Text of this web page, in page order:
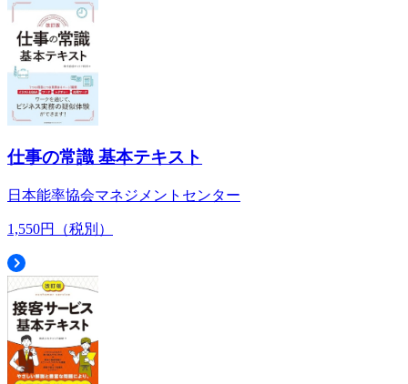
仕事の常識 基本テキスト
日本能率協会マネジメントセンター
1,550円（税別）